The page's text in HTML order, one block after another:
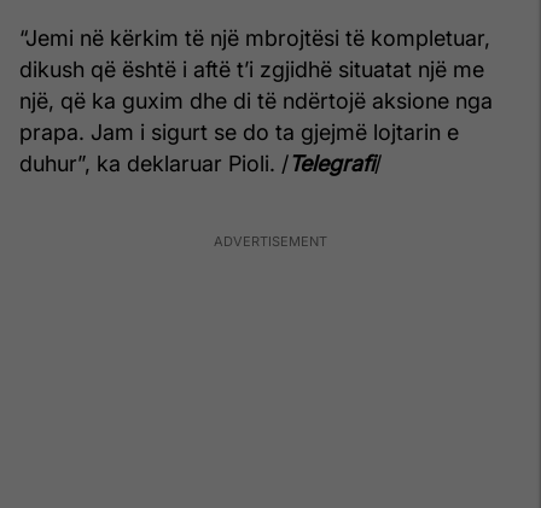
“Jemi në kërkim të një mbrojtësi të kompletuar,
dikush që është i aftë t’i zgjidhë situatat një me
një, që ka guxim dhe di të ndërtojë aksione nga
prapa. Jam i sigurt se do ta gjejmë lojtarin e
duhur”, ka deklaruar Pioli. /Telegrafi/